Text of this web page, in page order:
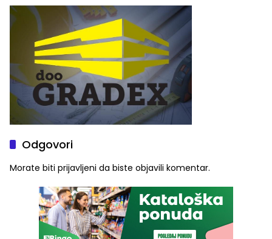
vidljive na njima
ljeta (FOTO)
Odgovori
Morate biti prijavljeni da biste objavili komentar.